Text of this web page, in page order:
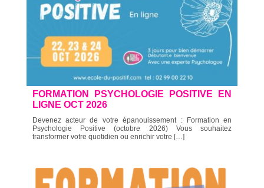
FORMATION PSYCHOLOGIE POSITIVE EN
LIGNE OCT 2026
Devenez acteur de votre épanouissement : Formation en
Psychologie Positive (octobre 2026) Vous souhaitez
transformer votre quotidien ou enrichir votre […]